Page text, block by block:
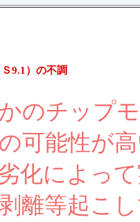
9.1）の不調
のチップ
可能性が
化によっ
離等起こ